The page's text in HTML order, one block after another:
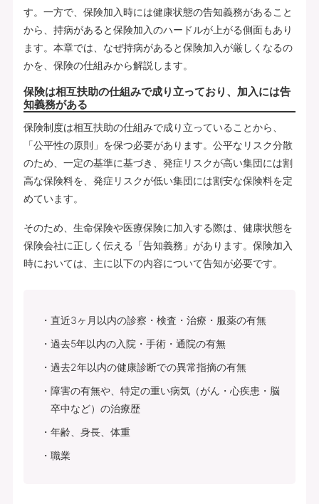
す。一方で、保険加入時には健康状態の告知義務があること
から、持病があると保険加入のハードルが上がる側面もあり
ます。本章では、なぜ持病があると保険加入が厳しくなるの
かを、保険の仕組みから解説します。
保険は相互扶助の仕組みで成り立っており、加入には告
知義務がある
保険制度は相互扶助の仕組みで成り立っていることから、
「公平性の原則」を保つ必要があります。公平なリスク分散
のため、一定の基準に基づき、発症リスクが高い集団には割
高な保険料を、発症リスクが低い集団には割安な保険料を定
めています。
そのため、生命保険や医療保険に加入する際は、健康状態を
保険会社に正しく伝える「告知義務」があります。保険加入
時においては、主に以下の内容について告知が必要です。
直近3ヶ月以内の診察・検査・治療・服薬の有無
過去5年以内の入院・手術・通院の有無
過去2年以内の健康診断での異常指摘の有無
障害の有無や、特定の重い病気（がん・心疾患・脳
卒中など）の治療歴
年齢、身長、体重
職業